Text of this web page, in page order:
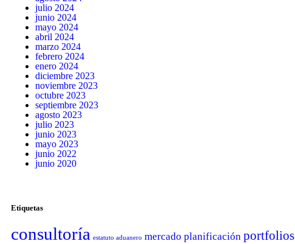
julio 2024
junio 2024
mayo 2024
abril 2024
marzo 2024
febrero 2024
enero 2024
diciembre 2023
noviembre 2023
octubre 2023
septiembre 2023
agosto 2023
julio 2023
junio 2023
mayo 2023
junio 2022
junio 2020
Etiquetas
consultoría estatuto aduanero mercado planificación portfolios